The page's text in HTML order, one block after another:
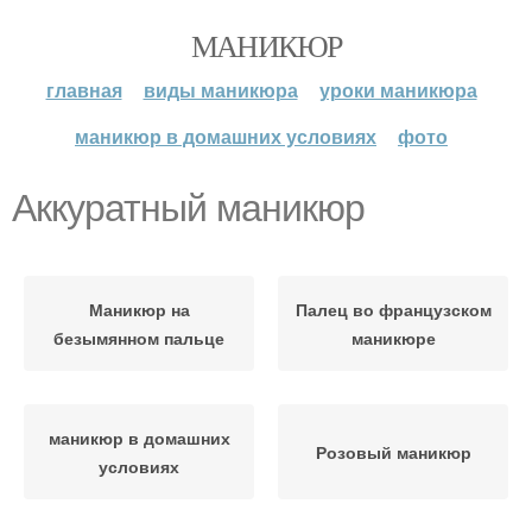
МАНИКЮР
главная виды маникюра
уроки маникюра
маникюр в домашних условиях
фото
Аккуратный маникюр
Маникюр на
безымянном пальце
Палец во французском
маникюре
маникюр в домашних
условиях
Розовый маникюр